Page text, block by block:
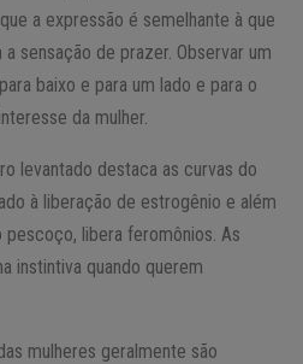
a expressão é semelhante à que
sensação de prazer. Observar um
baixo e para um lado e para o
da mulher.
levantado destaca as curvas do
à liberação de estrogênio e além
pescoço, libera feromônios. As
instintiva quando querem
mulheres geralmente são